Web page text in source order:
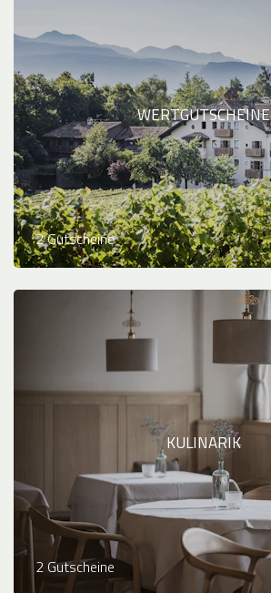
WERTGUTSCHEINE
2 Gutscheine
KULINARIK
2 Gutscheine